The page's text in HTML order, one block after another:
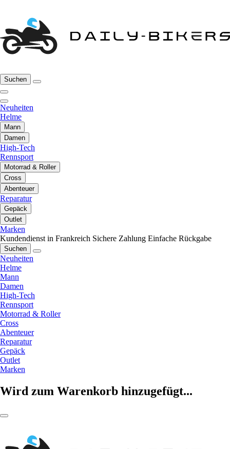
Suchen
Neuheiten
Helme
Mann
Damen
High-Tech
Rennsport
Motorrad & Roller
Cross
Abenteuer
Reparatur
Gepäck
Outlet
Marken
Kundendienst in Frankreich Sichere Zahlung Einfache Rückgabe
Suchen
Neuheiten
Helme
Mann
Damen
High-Tech
Rennsport
Motorrad & Roller
Cross
Abenteuer
Reparatur
Gepäck
Outlet
Marken
Wird zum Warenkorb hinzugefügt...